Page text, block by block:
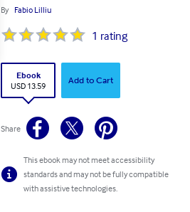
By Fabio Lilliu
1 rating
Ebook
USD 13.59
Add to Cart
Share
This ebook may not meet accessibility
standards and may not be fully compatible
with assistive technologies.